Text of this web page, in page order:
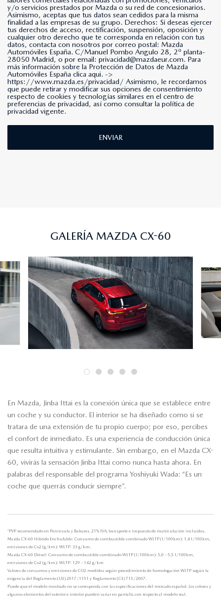
y/o servicios prestados por Mazda o su red de concesionarios.
Asimismo, aceptas que tus datos sean cedidos para la misma
finalidad a las empresas de su grupo. Derechos: Si deseas ejercer
tus derechos de acceso, rectificación, suspensión, oposición y
cualquier otro derecho que te corresponda en relación con tus
datos, contacta con nosotros por correo postal: Mazda
Automóviles España. C/Manuel Pombo Angulo 28, 2º planta-
28050 Madrid, o por email: privacidad@mazdaeur.com. Para
más información sobre la Protección de Datos de Mazda
Automóviles España clica aqui. ->
https://www.mazda.es/privacidad/
que puede retirar y modificar sus opciones de consentimiento
respecto de cookies y tecnologías similares en el centro de
preferencias de privacidad, así como consultar la política de
privacidad vigente.
ENVIAR
GALERÍA MAZDA CX-60
En Mazda, Jinba Ittai es la conexión única que se establece entre
un coche y su conductor. El interior se ha diseñado como si se
tratara de una extensión de tu propio cuerpo; por eso, percibes
el confort de inmediato. Es una experiencia de conducción única
que resulta intuitiva y estimulante. Sin embargo, en el Mazda CX-
60, vivirás la sensación Jinba Ittai como nunca hasta ahora. En
palabras del responsable del programa Yoshiyuki Wada: “Es un
coche que querrás conducir siempre”.
*PVP recomendado en Península y Baleares. 21% IVA, transporte e impuesto de matriculación incluídos.
Mazda CX-60 Híbrido Enchufable: Consumo de combustible combinado WLTP (l/100km): 1,4 l/100km,
emisiones de Co2 (g/km): WLTP: 33 g/km.
Mazda CX-60 Diésel: Consumo de combustible combinado WLTP (l/100km): 5,0 – 5,5 l/100km,
emisiones de Co2 (g/km): WLTP: 129 – 142 g/km
Valores de consumos y emisiones de CO2 medidos según procedimiento de homologación WLTP según la
exigencia del Reglamento (UE) 2017/1151 y Reglamento (CE) 715/2007.
Puede que el modelo mostrado no se corresponda con las especificaciones del mercado español. Los colores y
algunos elementos del exterior e interior pueden variar en pantalla con respecto al modelo real.